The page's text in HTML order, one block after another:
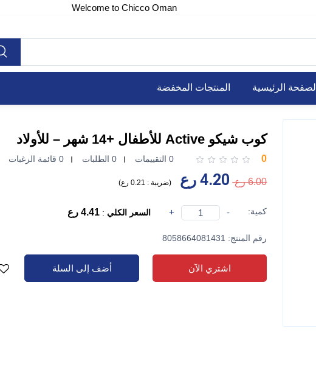
Welcome to Chicco Oman
الصفحة الرئيسية المنتجات المخفضة
كوب شيكو Active للأطفال +14 شهر – للأولاد
0 0 التقييمات 0 الطلبات 0 قائمة الرغبات
6.00 رع 4.20 رع (ضريبة : 0.21 رع )
كمية: -
+ السعر الكلي : 4.41 رع
رقم المنتج: 8058664081431
اشتري الآن أضف إلى السلة